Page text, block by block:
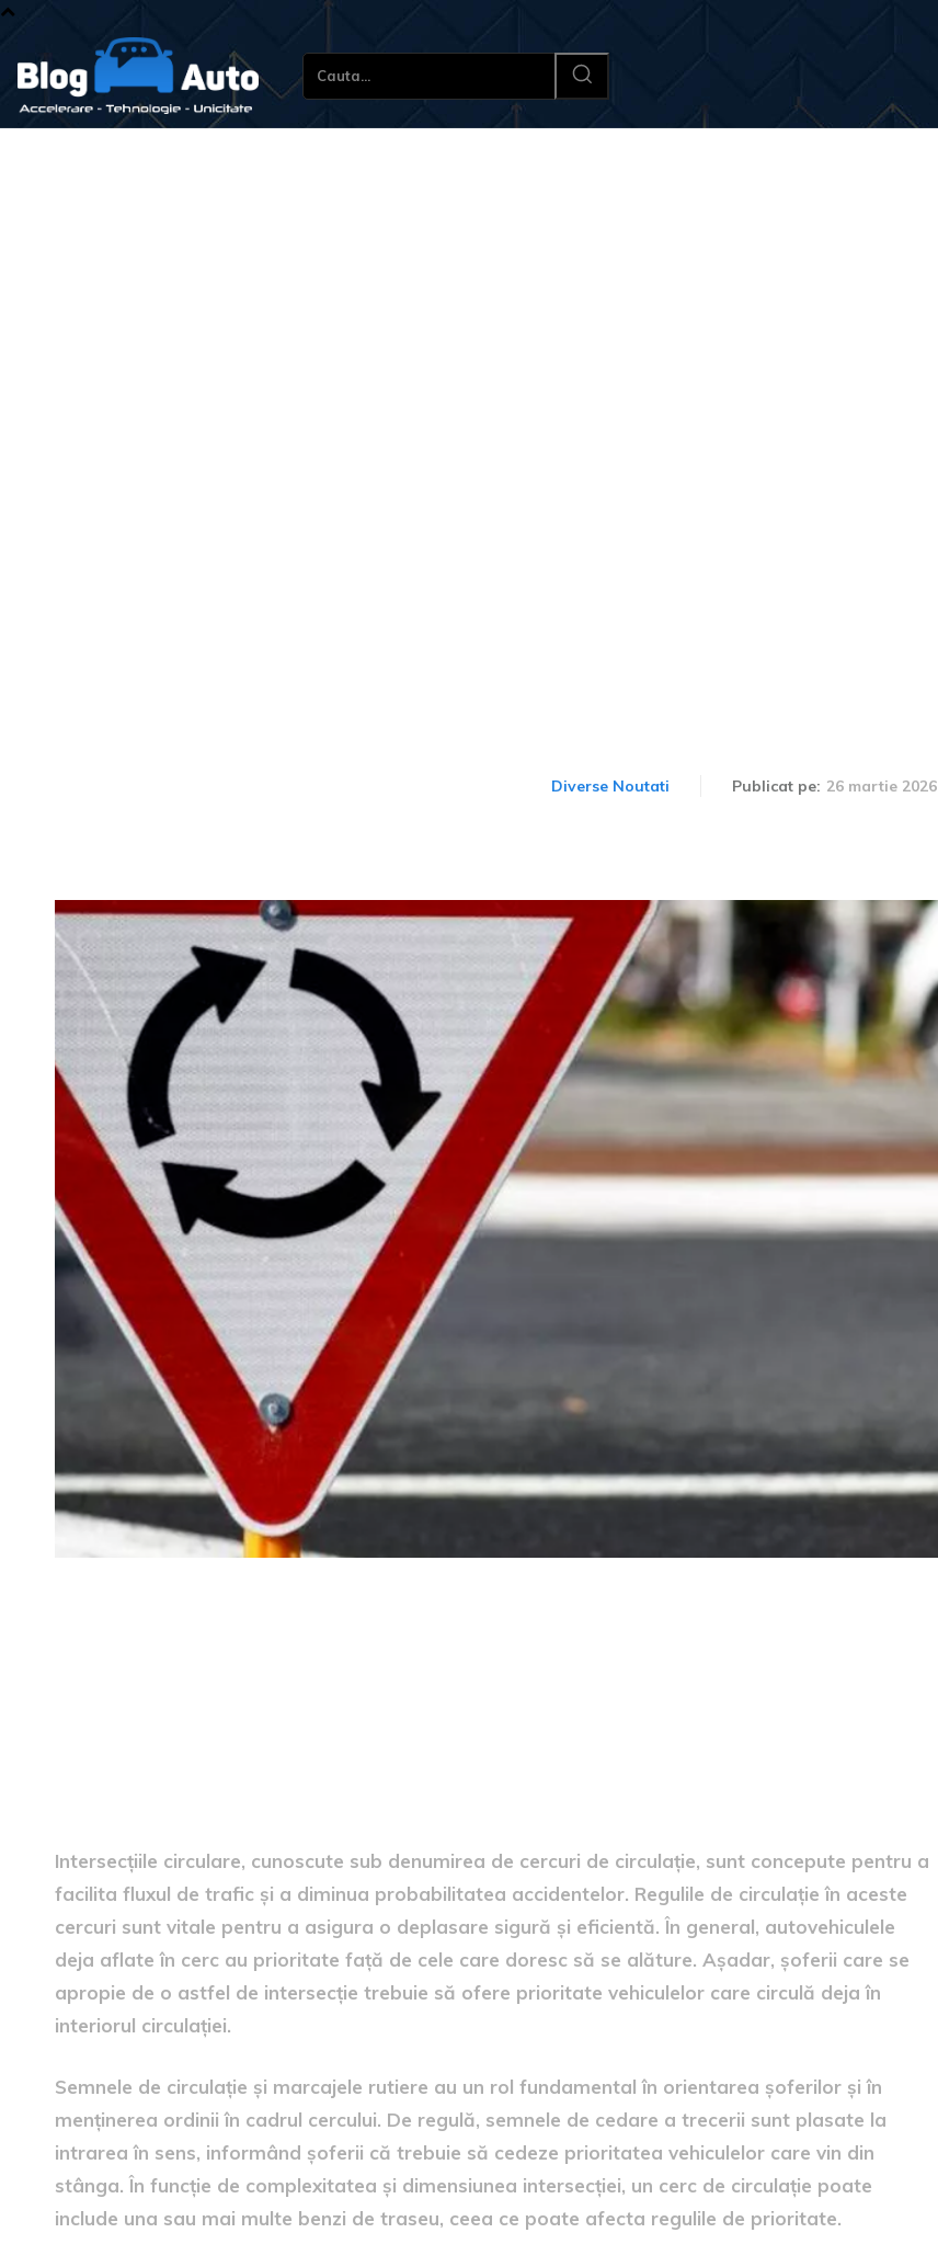
Cauta...
Diverse Noutati Publicat pe: 26 martie 2026
Intersecțiile circulare, cunoscute sub denumirea de cercuri de circulație, sunt concepute pentru a
facilita fluxul de trafic și a diminua probabilitatea accidentelor. Regulile de circulație în aceste
cercuri sunt vitale pentru a asigura o deplasare sigură și eficientă. În general, autovehiculele
deja aflate în cerc au prioritate față de cele care doresc să se alăture. Așadar, șoferii care se
apropie de o astfel de intersecție trebuie să ofere prioritate vehiculelor care circulă deja în
interiorul circulației.
Semnele de circulație și marcajele rutiere au un rol fundamental în orientarea șoferilor și în
menținerea ordinii în cadrul cercului. De regulă, semnele de cedare a trecerii sunt plasate la
intrarea în sens, informând șoferii că trebuie să cedeze prioritatea vehiculelor care vin din
stânga. În funcție de complexitatea și dimensiunea intersecției, un cerc de circulație poate
include una sau mai multe benzi de traseu, ceea ce poate afecta regulile de prioritate.